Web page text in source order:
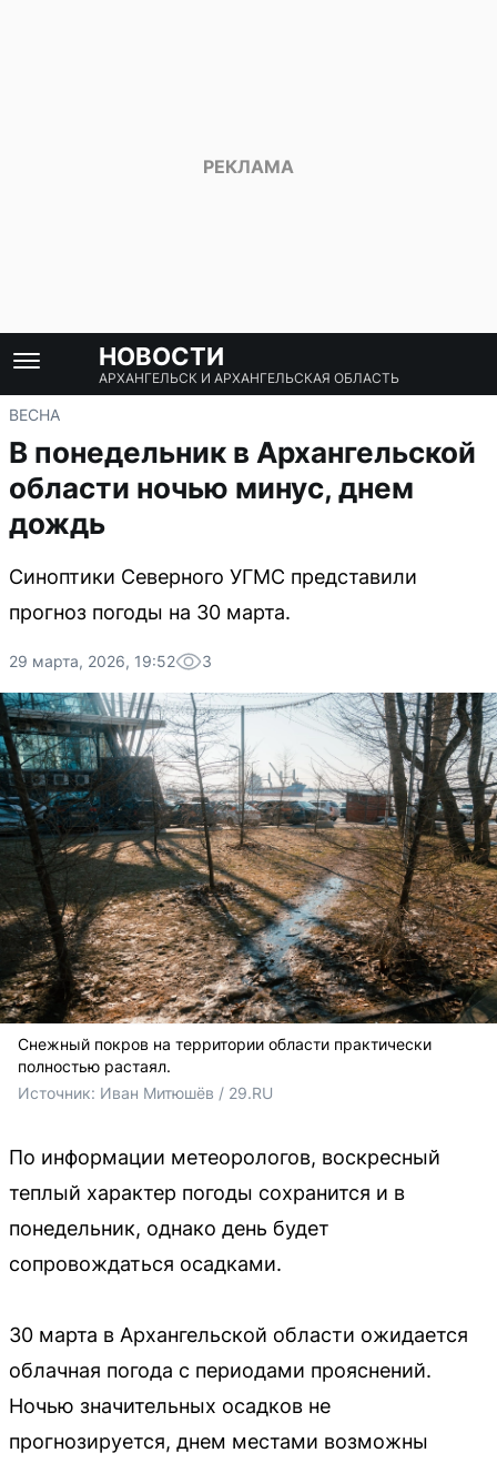
НОВОСТИ
АРХАНГЕЛЬСК И АРХАНГЕЛЬСКАЯ ОБЛАСТЬ
ВЕСНА
В понедельник в Архангельской
области ночью минус, днем
дождь
Синоптики Северного УГМС представили
прогноз погоды на 30 марта.
29 марта, 2026, 19:52 3
Снежный покров на территории области практически
полностью растаял.
Источник: Иван Митюшёв / 29.RU
По информации метеорологов, воскресный
теплый характер погоды сохранится и в
понедельник, однако день будет
сопровождаться осадками.
30 марта в Архангельской области ожидается
облачная погода с периодами прояснений.
Ночью значительных осадков не
прогнозируется, днем местами возможны